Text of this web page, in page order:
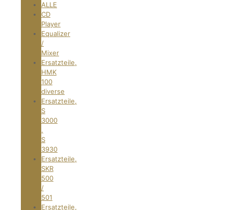
ALLE
CD
Player
Equalizer
/
Mixer
Ersatzteile,
HMK
100
diverse
Ersatzteile,
S
3000
,
S
3930
Ersatzteile,
SKR
500
/
501
Ersatzteile,